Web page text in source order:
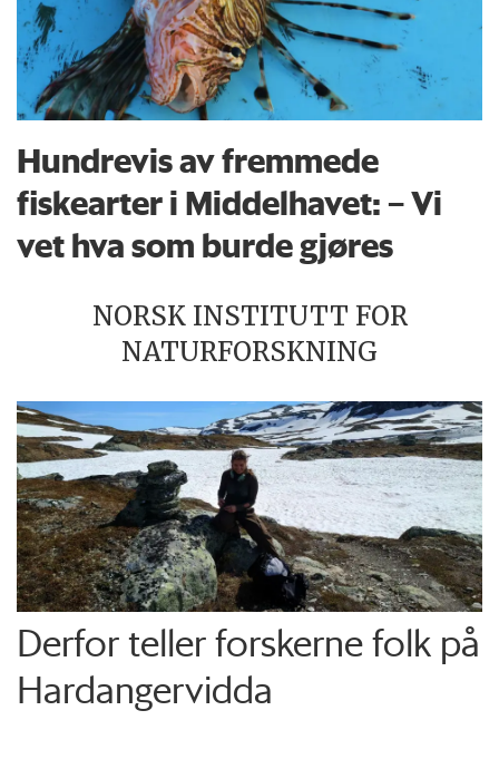
Hundrevis av fremmede
fiskearter i Middelhavet: – Vi
vet hva som burde gjøres
NORSK INSTITUTT FOR
NATURFORSKNING
Derfor teller forskerne folk på
Hardangervidda